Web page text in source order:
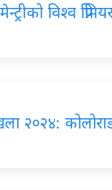
विश्व
२०२४: